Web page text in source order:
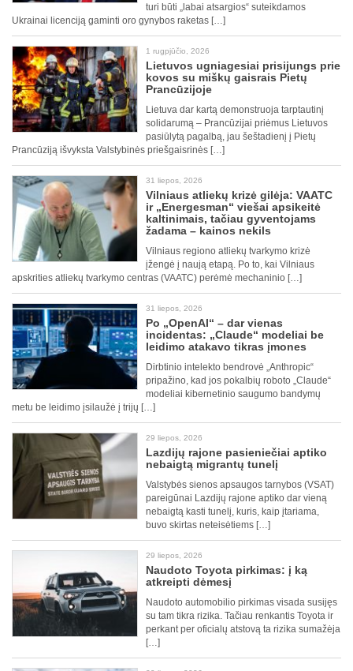
turi būti „labai atsargios“ suteikdamos
Ukrainai licenciją gaminti oro gynybos raketas […]
1 rugpjūčio, 2026
Lietuvos ugniagesiai prisijungs prie
kovos su miškų gaisrais Pietų
Prancūzijoje
Lietuva dar kartą demonstruoja tarptautinį
solidarumą – Prancūzijai priėmus Lietuvos
pasiūlytą pagalbą, jau šeštadienį į Pietų
Prancūziją išvyksta Valstybinės priešgaisrinės […]
31 liepos, 2026
Vilniaus atliekų krizė gilėja: VAATC
ir „Energesman“ viešai apsikeitė
kaltinimais, tačiau gyventojams
žadama – kainos nekils
Vilniaus regiono atliekų tvarkymo krizė
įžengė į naują etapą. Po to, kai Vilniaus
apskrities atliekų tvarkymo centras (VAATC) perėmė mechaninio […]
31 liepos, 2026
Po „OpenAI“ – dar vienas
incidentas: „Claude“ modeliai be
leidimo atakavo tikras įmones
Dirbtinio intelekto bendrovė „Anthropic“
pripažino, kad jos pokalbių roboto „Claude“
modeliai kibernetinio saugumo bandymų
metu be leidimo įsilaužė į trijų […]
29 liepos, 2026
Lazdijų rajone pasieniečiai aptiko
nebaigtą migrantų tunelį
Valstybės sienos apsaugos tarnybos (VSAT)
pareigūnai Lazdijų rajone aptiko dar vieną
nebaigtą kasti tunelį, kuris, kaip įtariama,
buvo skirtas neteisėtiems […]
29 liepos, 2026
Naudoto Toyota pirkimas: į ką
atkreipti dėmesį
Naudoto automobilio pirkimas visada susijęs
su tam tikra rizika. Tačiau renkantis Toyota ir
perkant per oficialų atstovą ta rizika sumažėja
[…]